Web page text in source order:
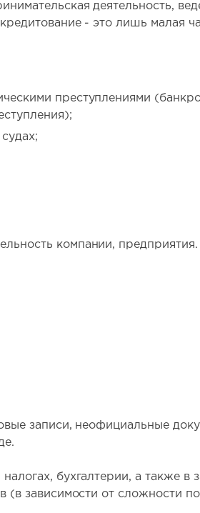
деятельность,
- это лишь малая
преступлениями
компании,
записи, неофициальные
бухгалтерии, а также в
(в зависимости от сложности